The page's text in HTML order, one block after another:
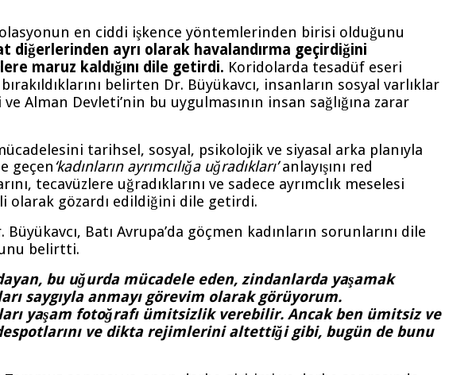
en ciddi işkence yöntemlerinden birisi olduğunu
diğerlerinden ayrı olarak havalandırma geçirdiğini
maruz kaldığını dile getirdi. Koridolarda tesadüf eseri
belirten Dr. Büyükavcı, insanların sosyal varlıklar
Devleti’nin bu uygulmasının insan sağlığına zarar
tarihsel, sosyal, psikolojik ve siyasal arka planıyla
geçen‘kadınların ayrımcılığa uğradıkları’anlayışını red
tecavüzlere uğradıklarını ve sadece ayrımclık meselesi
olarak gözardı edildiğini dile getirdi.
Batı Avrupa’da göçmen kadınların sorunlarını dile
belirtti.
bu uğurda mücadele eden, zindanlarda yaşamak
saygıyla anmayı görevim olarak görüyorum.
yaşam fotoğrafı ümitsizlik verebilir. Ancak ben ümitsiz ve
ve dikta rejimlerini altettiği gibi, bugün de bunu